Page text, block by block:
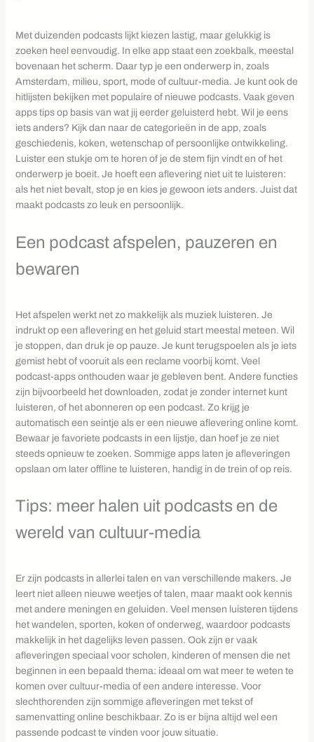
Met duizenden podcasts lijkt kiezen lastig, maar gelukkig is
zoeken heel eenvoudig. In elke app staat een zoekbalk, meestal
bovenaan het scherm. Daar typ je een onderwerp in, zoals
Amsterdam, milieu, sport, mode of cultuur-media. Je kunt ook de
hitlijsten bekijken met populaire of nieuwe podcasts. Vaak geven
apps tips op basis van wat jij eerder geluisterd hebt. Wil je eens
iets anders? Kijk dan naar de categorieën in de app, zoals
geschiedenis, koken, wetenschap of persoonlijke ontwikkeling.
Luister een stukje om te horen of je de stem fijn vindt en of het
onderwerp je boeit. Je hoeft een aflevering niet uit te luisteren:
als het niet bevalt, stop je en kies je gewoon iets anders. Juist dat
maakt podcasts zo leuk en persoonlijk.
Een podcast afspelen, pauzeren en
bewaren
Het afspelen werkt net zo makkelijk als muziek luisteren. Je
indrukt op een aflevering en het geluid start meestal meteen. Wil
je stoppen, dan druk je op pauze. Je kunt terugspoelen als je iets
gemist hebt of vooruit als een reclame voorbij komt. Veel
podcast-apps onthouden waar je gebleven bent. Andere functies
zijn bijvoorbeeld het downloaden, zodat je zonder internet kunt
luisteren, of het abonneren op een podcast. Zo krijg je
automatisch een seintje als er een nieuwe aflevering online komt.
Bewaar je favoriete podcasts in een lijstje, dan hoef je ze niet
steeds opnieuw te zoeken. Sommige apps laten je afleveringen
opslaan om later offline te luisteren, handig in de trein of op reis.
Tips: meer halen uit podcasts en de
wereld van cultuur-media
Er zijn podcasts in allerlei talen en van verschillende makers. Je
leert niet alleen nieuwe weetjes of talen, maar maakt ook kennis
met andere meningen en geluiden. Veel mensen luisteren tijdens
het wandelen, sporten, koken of onderweg, waardoor podcasts
makkelijk in het dagelijks leven passen. Ook zijn er vaak
afleveringen speciaal voor scholen, kinderen of mensen die net
beginnen in een bepaald thema: ideaal om wat meer te weten te
komen over cultuur-media of een andere interesse. Voor
slechthorenden zijn sommige afleveringen met tekst of
samenvatting online beschikbaar. Zo is er bijna altijd wel een
passende podcast te vinden voor jouw situatie.